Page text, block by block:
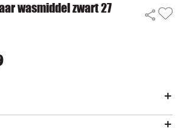
wasmiddel zwart 27